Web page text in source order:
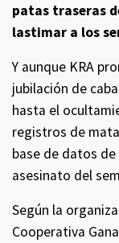
patas traseras
lastimar a los
Y aunque KRA
jubilación de
hasta el
registros de
base de datos
asesinato del
Según la
Cooperativa